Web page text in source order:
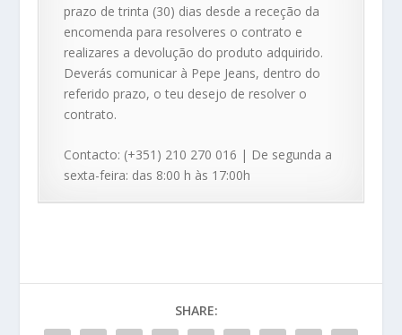
prazo de trinta (30) dias desde a receção da
encomenda para resolveres o contrato e
realizares a devolução do produto adquirido.
Deverás comunicar à Pepe Jeans, dentro do
referido prazo, o teu desejo de resolver o
contrato.
Contacto: (+351) 210 270 016 | De segunda a
sexta-feira: das 8:00 h às 17:00h
SHARE: